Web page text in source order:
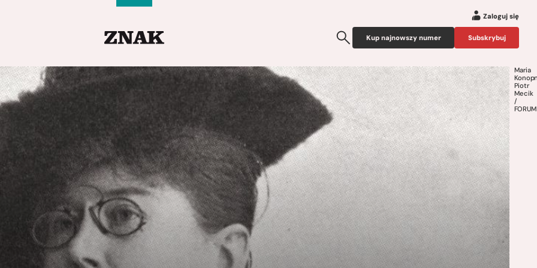
Zaloguj się
Kup najnowszy numer Subskrybuj
Maria
Piotr
Mecik
/
FORUM